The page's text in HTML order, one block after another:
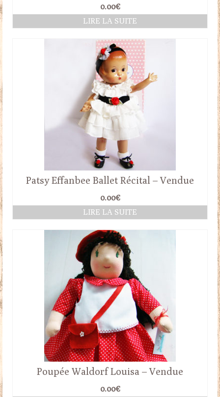
0.00€
LIRE LA SUITE
Patsy Effanbee Ballet Récital – Vendue
0.00€
LIRE LA SUITE
Poupée Waldorf Louisa – Vendue
0.00€